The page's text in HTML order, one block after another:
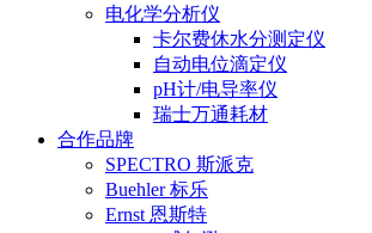
电化学分析仪
卡尔费休水分测定仪
自动电位滴定仪
pH计/电导率仪
瑞士万通耗材
合作品牌
SPECTRO 斯派克
Buehler 标乐
Ernst 恩斯特